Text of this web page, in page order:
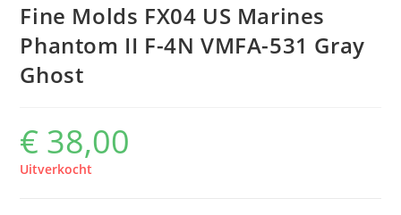
Fine Molds FX04 US Marines
Phantom II F-4N VMFA-531 Gray
Ghost
€ 38,00
Uitverkocht